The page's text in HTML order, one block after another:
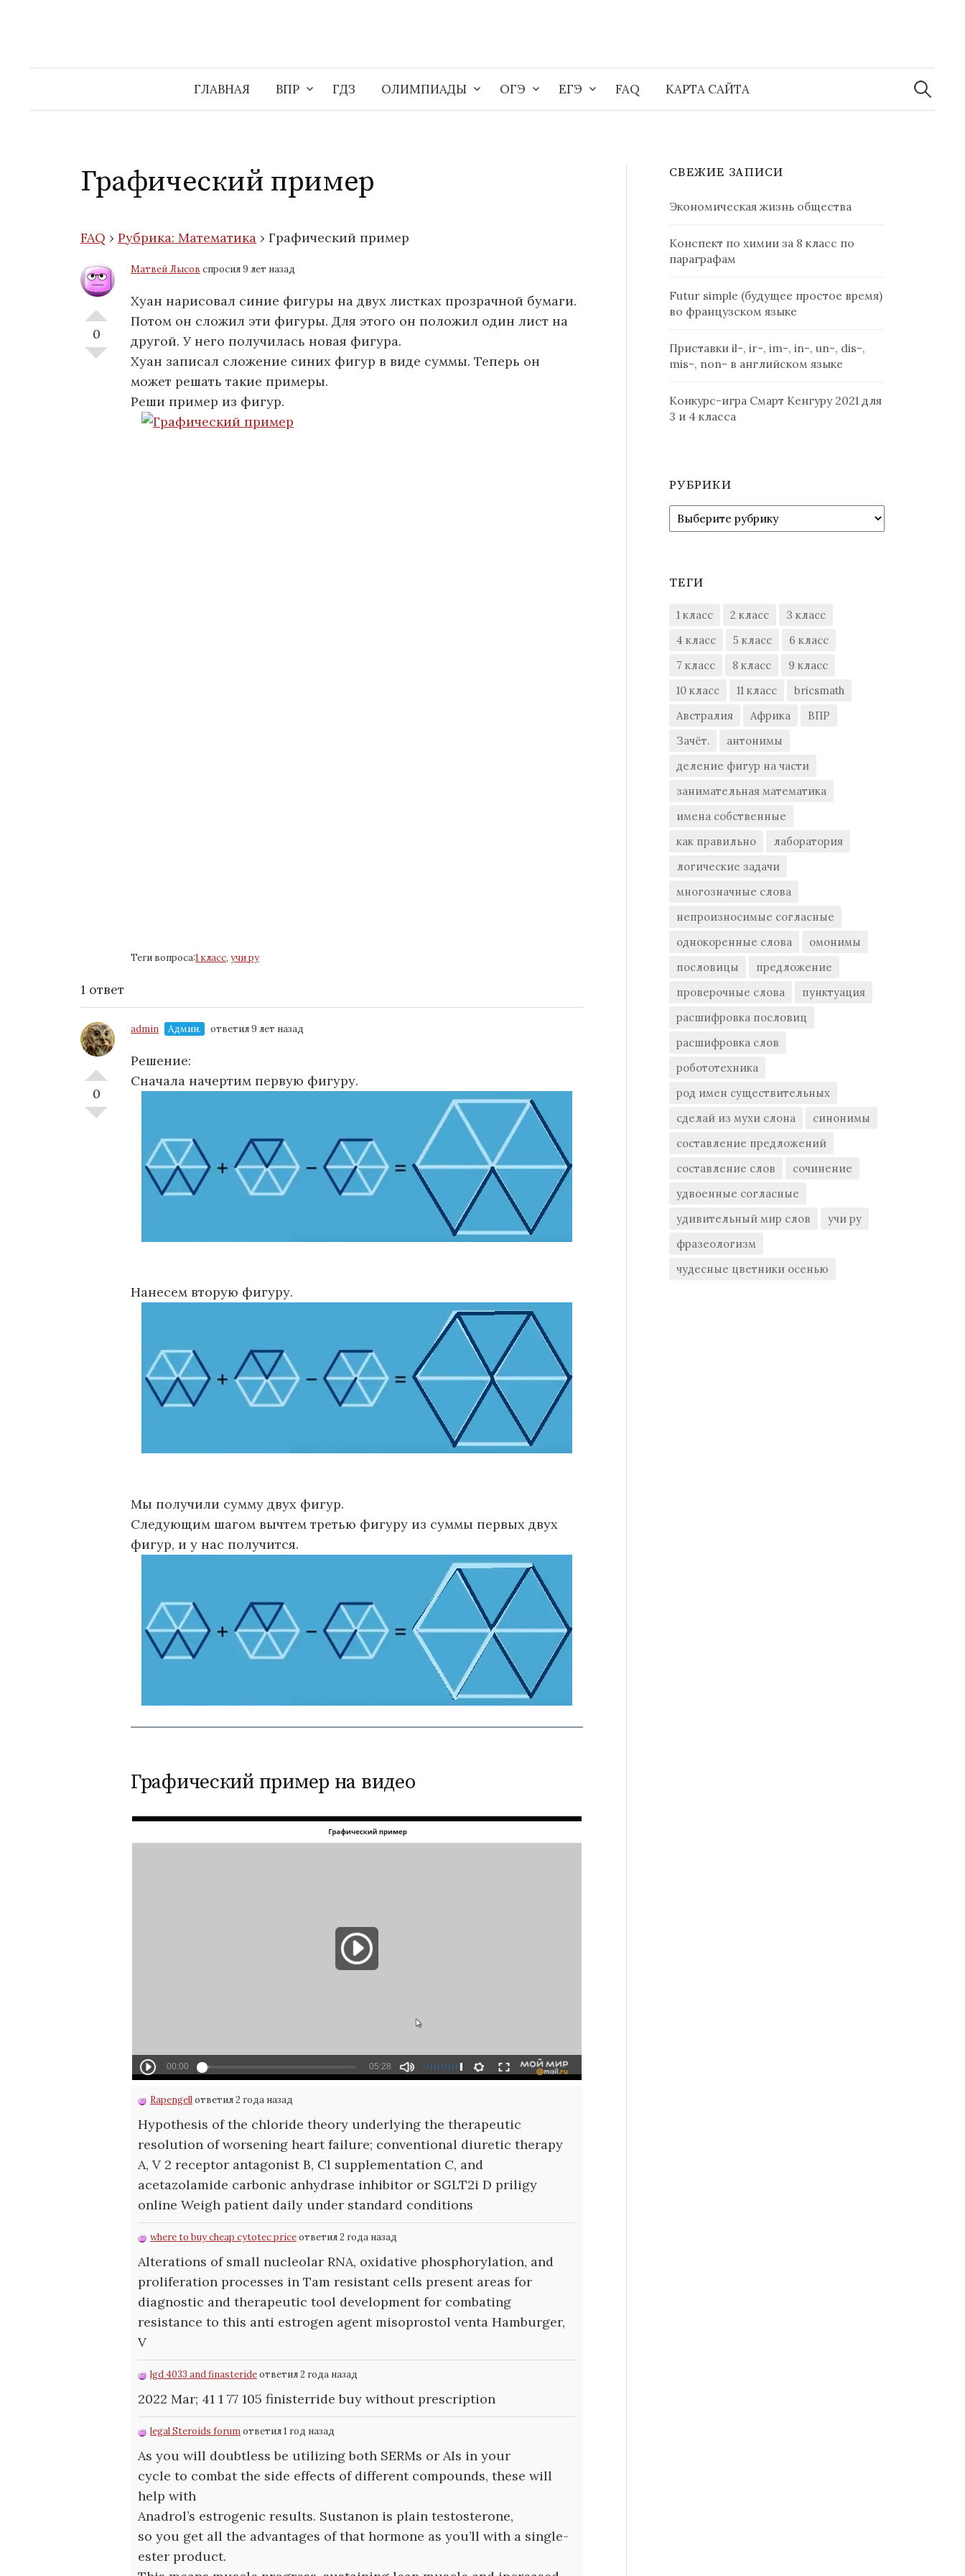
ГЛАВНАЯ ВПР ГДЗ ОЛИМПИАДЫ ОГЭ ЕГЭ FAQ КАРТА САЙТА
Найти:
Графический пример
FAQ › Рубрика: Математика › Графический пример
0
Матвей Лысов спросил 9 лет назад
Хуан нарисовал синие фигуры на двух листках прозрачной бумаги.
Потом он сложил эти фигуры. Для этого он положил один лист на
другой. У него получилась новая фигура.
Хуан записал сложение синих фигур в виде суммы. Теперь он
может решать такие примеры.
Реши пример из фигур.
Теги вопроса:1 класс, учи ру
1 ответ
0
admin Админ. ответил 9 лет назад
Решение:
Сначала начертим первую фигуру.
Нанесем вторую фигуру.
Мы получили сумму двух фигур.
Следующим шагом вычтем третью фигуру из суммы первых двух
фигур, и у нас получится.
Графический пример на видео
Rapengellответил 2 года назад
Hypothesis of the chloride theory underlying the therapeutic
resolution of worsening heart failure; conventional diuretic therapy
A, V 2 receptor antagonist B, Cl supplementation C, and
acetazolamide carbonic anhydrase inhibitor or SGLT2i D priligy
online Weigh patient daily under standard conditions
where to buy cheap cytotec priceответил 2 года назад
Alterations of small nucleolar RNA, oxidative phosphorylation, and
proliferation processes in Tam resistant cells present areas for
diagnostic and therapeutic tool development for combating
resistance to this anti estrogen agentmisoprostol venta Hamburger,
V
lgd 4033 and finasterideответил 2 года назад
2022 Mar; 41 1 77 105 finisterride buy without prescription
legal Steroids forumответил 1 год назад
As you will doubtless be utilizing both SERMs or AIs in your
cycle to combat the side effects of different compounds, these will
help with
Anadrol’s estrogenic results. Sustanon is plain testosterone,
so you get all the advantages of that hormone as you’ll with a single-
ester product.
СВЕЖИЕ ЗАПИСИ
Экономическая жизнь общества
Конспект по химии за 8 класс по
параграфам
Futur simple (будущее простое время)
во французском языке
Приставки il-, ir-, im-, in-, un-, dis-,
mis-, non- в английском языке
Конкурс-игра Смарт Кенгуру 2021 для
3 и 4 класса
РУБРИКИ
Рубрики
ТЕГИ
1 класс 2 класс
3 класс
4 класс
5 класс
6 класс
7 класс
8 класс
9 класс
10 класс
11 класс
bricsmath
Австралия
Африка
ВПР
Зачёт.
антонимы
деление фигур на части
занимательная математика
имена собственные
как правильно
лаборатория
логические задачи
многозначные слова
непроизносимые согласные
однокоренные слова
омонимы
пословицы
предложение
проверочные слова
пунктуация
расшифровка пословиц
расшифровка слов
робототехника
род имен существительных
сделай из мухи слона
синонимы
составление предложений
составление слов
сочинение
удвоенные согласные
удивительный мир слов
учи ру
фразеологизм
чудесные цветники осенью